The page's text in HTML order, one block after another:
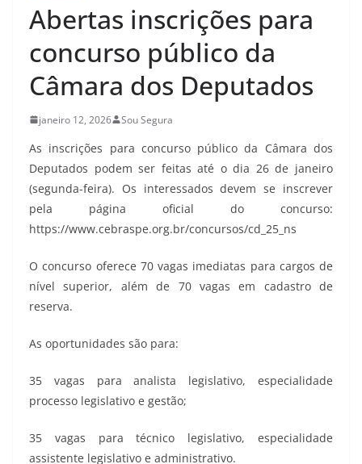
Abertas inscrições para
concurso público da
Câmara dos Deputados
janeiro 12, 2026 Sou Segura
As inscrições para concurso público da Câmara dos
Deputados podem ser feitas até o dia 26 de janeiro
(segunda-feira). Os interessados devem se inscrever
pela página oficial do concurso:
https://www.cebraspe.org.br/concursos/cd_25_ns
O concurso oferece 70 vagas imediatas para cargos de
nível superior, além de 70 vagas em cadastro de
reserva.
As oportunidades são para:
35 vagas para analista legislativo, especialidade
processo legislativo e gestão;
35 vagas para técnico legislativo, especialidade
assistente legislativo e administrativo.